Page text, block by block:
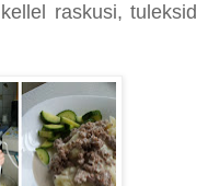
raskusi, tuleksid